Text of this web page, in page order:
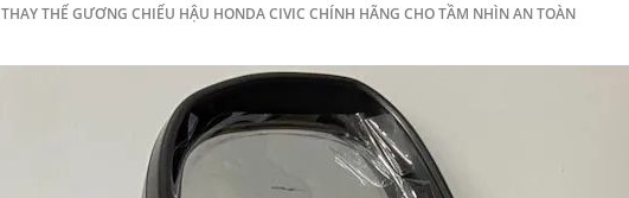
THAY THẾ GƯƠNG CHIẾU HẬU HONDA CIVIC CHÍNH HÃNG CHO TẦM NHÌN AN TOÀN